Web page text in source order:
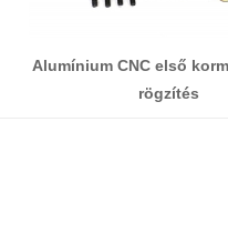
Alumínium CNC első
rögzítés